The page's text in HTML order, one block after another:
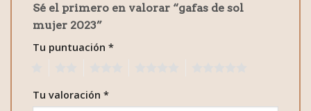
Sé el primero en valorar “gafas de sol
mujer 2023”
Tu puntuación *
Tu valoración *